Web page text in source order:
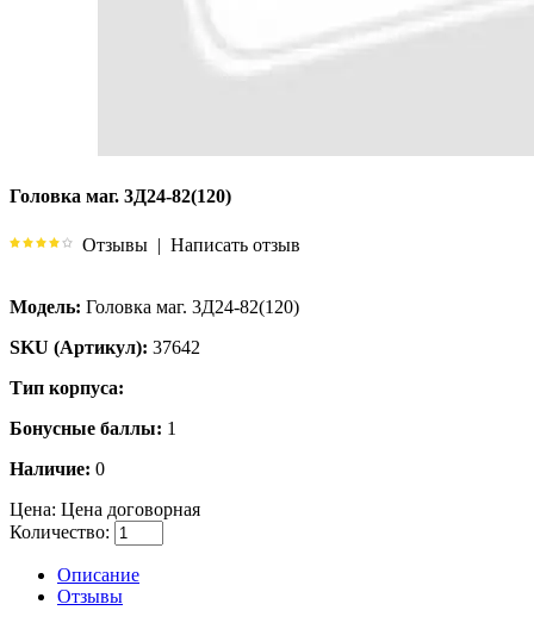
Головка маг. 3Д24-82(120)
Отзывы | Написать отзыв
Модель: Головка маг. 3Д24-82(120)
SKU (Артикул): 37642
Тип корпуса:
Бонусные баллы: 1
Наличие: 0
Цена: Цена договорная
Количество:
Описание
Отзывы